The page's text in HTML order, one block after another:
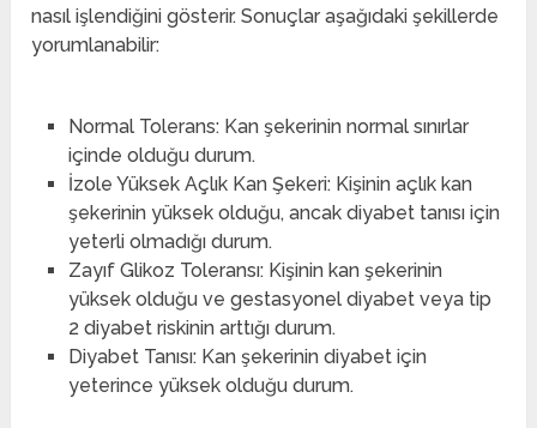
nasıl işlendiğini gösterir. Sonuçlar aşağıdaki şekillerde
yorumlanabilir:
Normal Tolerans: Kan şekerinin normal sınırlar
içinde olduğu durum.
İzole Yüksek Açlık Kan Şekeri: Kişinin açlık kan
şekerinin yüksek olduğu, ancak diyabet tanısı için
yeterli olmadığı durum.
Zayıf Glikoz Toleransı: Kişinin kan şekerinin
yüksek olduğu ve gestasyonel diyabet veya tip
2 diyabet riskinin arttığı durum.
Diyabet Tanısı: Kan şekerinin diyabet için
yeterince yüksek olduğu durum.